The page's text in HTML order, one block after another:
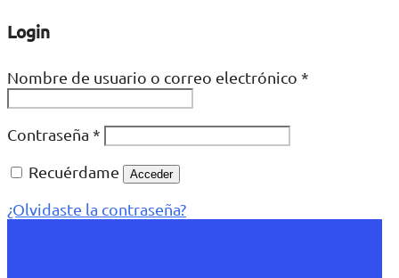
Login
Nombre de usuario o correo electrónico *
Contraseña *
Recuérdame
Acceder
¿Olvidaste la contraseña?